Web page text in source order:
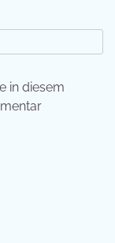
in diesem